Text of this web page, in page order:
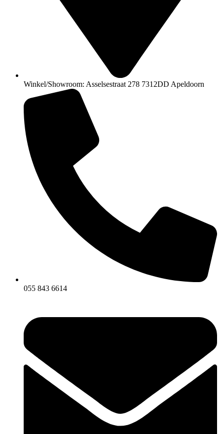
Winkel/Showroom: Asselsestraat 278 7312DD Apeldoorn
055 843 6614